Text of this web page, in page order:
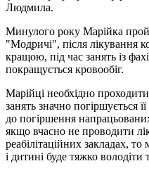
Людмила.
Минулого року Марійка
"Модричі", після лікування
кращою, під час занять із
покращується кровообіг.
Марійці необхідно проходити
занять значно погіршується
до погіршення
якщо вчасно не проводити
реабілітаційних закладах,
і дитині буде тяжко володіти